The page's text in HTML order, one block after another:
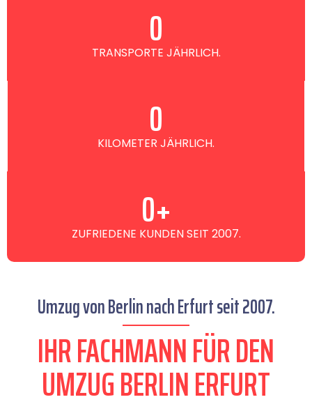
TRANSPORTE JÄHRLICH.
0
KILOMETER JÄHRLICH.
0
ZUFRIEDENE KUNDEN SEIT 2007.
0+
Umzug von Berlin nach Erfurt seit 2007.
IHR FACHMANN FÜR DEN
UMZUG BERLIN ERFURT